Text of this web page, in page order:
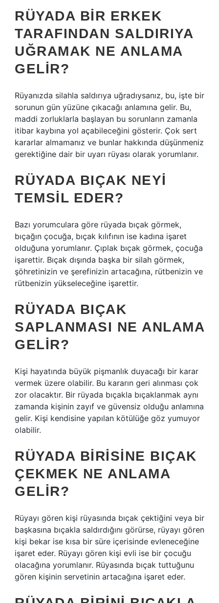
RÜYADA BIR ERKEK
TARAFINDAN SALDIRIYA
UĞRAMAK NE ANLAMA
GELIR?
Rüyanızda silahla saldırıya uğradıysanız, bu, işte bir
sorunun gün yüzüne çıkacağı anlamına gelir. Bu,
maddi zorluklarla başlayan bu sorunların zamanla
itibar kaybına yol açabileceğini gösterir. Çok sert
kararlar almamanız ve bunlar hakkında düşünmeniz
gerektiğine dair bir uyarı rüyası olarak yorumlanır.
RÜYADA BIÇAK NEYI
TEMSIL EDER?
Bazı yorumculara göre rüyada bıçak görmek,
bıçağın çocuğa, bıçak kılıfının ise kadına işaret
olduğuna yorumlanır. Çıplak bıçak görmek, çocuğa
işarettir. Bıçak dışında başka bir silah görmek,
şöhretinizin ve şerefinizin artacağına, rütbenizin ve
rütbenizin yükseleceğine işarettir.
RÜYADA BIÇAK
SAPLANMASI NE ANLAMA
GELIR?
Kişi hayatında büyük pişmanlık duyacağı bir karar
vermek üzere olabilir. Bu kararın geri alınması çok
zor olacaktır. Bir rüyada bıçakla bıçaklanmak aynı
zamanda kişinin zayıf ve güvensiz olduğu anlamına
gelir. Kişi kendisine yapılan kötülüğe göz yumuyor
olabilir.
RÜYADA BIRISINE BIÇAK
ÇEKMEK NE ANLAMA
GELIR?
Rüyayı gören kişi rüyasında bıçak çektiğini veya bir
başkasına bıçakla saldırdığını görürse, rüyayı gören
kişi bekar ise kısa bir süre içerisinde evleneceğine
işaret eder. Rüyayı gören kişi evli ise bir çocuğu
olacağına yorumlanır. Rüyasında bıçak tuttuğunu
gören kişinin servetinin artacağına işaret eder.